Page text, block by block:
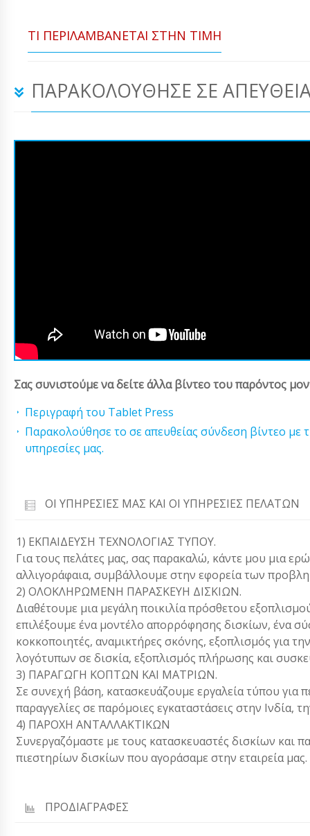
ΤΙ ΠΕΡΙΛΑΜΒΆΝΕΤΑΙ ΣΤΗΝ ΤΙΜΉ
ΠΑΡΑΚΟΛΟΎΘΗΣΕ ΣΕ
Σας συνιστούμε να δείτε άλλα βίντεο του παρόντος
Περιγραφή του Tablet Press
Παρακολούθησε το σε απευθείας σύνδεση βίντεο με
υπηρεσίες μας.
ΟΙ ΥΠΗΡΕΣΊΕΣ ΜΑΣ ΚΑΙ ΟΙ ΥΠΗΡΕΣΊΕΣ ΠΕΛΑΤΏΝ
1) ΕΚΠΑΙΔΕΥΣΗ ΤΕΧΝΟΛΟΓΙΑΣ ΤΥΠΟΥ.
Για τους πελάτες μας, σας παρακαλώ, κάντε μου μια
αλλιγοράφαια, συμβάλλουμε στην εφορεία των
2) ΟΛΟΚΛΗΡΩΜΕΝΗ ΠΑΡΑΣΚΕΥΗ ΔΙΣΚΙΩΝ.
Διαθέτουμε μια μεγάλη ποικιλία πρόσθετου
επιλέξουμε ένα μοντέλο απορρόφησης δισκίων, ένα
κοκκοποιητές, αναμικτήρες σκόνης, εξοπλισμός για
λογότυπων σε δισκία, εξοπλισμός πλήρωσης και
3) ΠΑΡΑΓΩΓΗ ΚΟΠΤΩΝ ΚΑΙ ΜΑΤΡΙΩΝ.
Σε συνεχή βάση, κατασκευάζουμε εργαλεία τύπου για
παραγγελίες σε παρόμοιες εγκαταστάσεις στην Ινδία,
4) ΠΑΡΟΧΗ ΑΝΤΑΛΛΑΚΤΙΚΩΝ
Συνεργαζόμαστε με τους κατασκευαστές δισκίων και
πιεστηρίων δισκίων που αγοράσαμε στην εταιρεία μας.
ΠΡΟΔΙΑΓΡΑΦΕΣ